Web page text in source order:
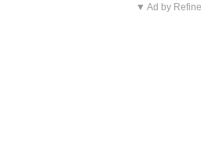
▼ Ad by